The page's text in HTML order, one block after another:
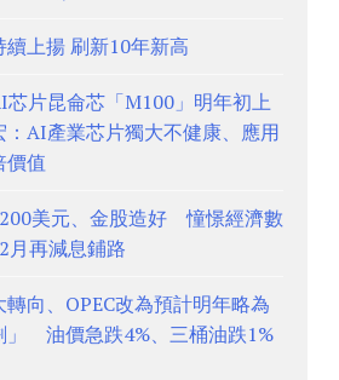
續上揚 刷新10年新高
芯片昆侖芯「M100」明年初上
AI產業芯片獨大不健康、應用
價值
美元、金股造好 憧憬經濟數
月再減息鋪路
向、OPEC改為預計明年略為
」 油價急跌4%、三桶油跌1%